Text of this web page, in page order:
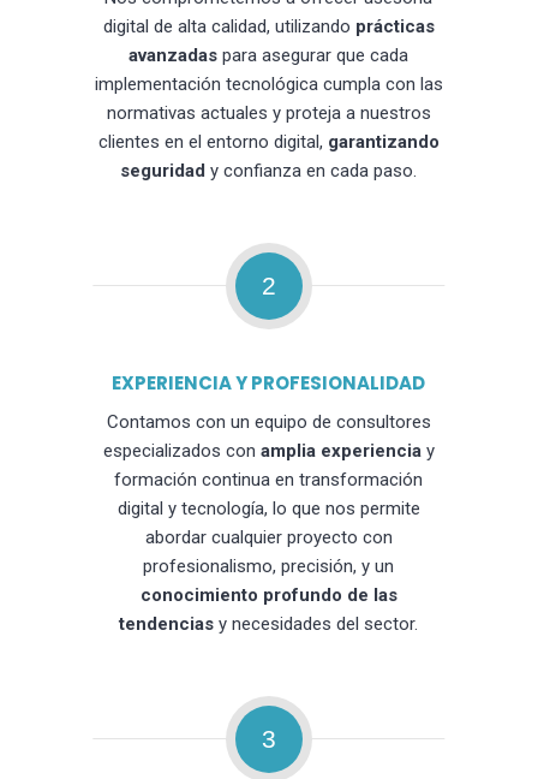
digital de alta calidad, utilizando prácticas
avanzadas para asegurar que cada
implementación tecnológica cumpla con las
normativas actuales y proteja a nuestros
clientes en el entorno digital, garantizando
seguridad y confianza en cada paso.
2
EXPERIENCIA Y PROFESIONALIDAD
Contamos con un equipo de consultores
especializados con amplia experienciay
formación continua en transformación
digital y tecnología, lo que nos permite
abordar cualquier proyecto con
profesionalismo, precisión, y un
conocimiento profundo de las
tendencias y necesidades del sector.
3